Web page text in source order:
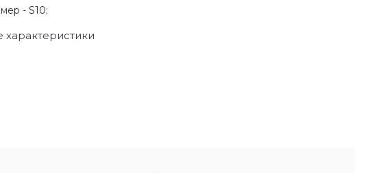
- S10;
характеристики